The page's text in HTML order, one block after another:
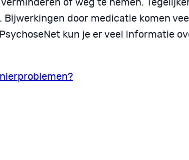
of weg te nemen.
door medicatie komen
PsychoseNet kun je er veel informatie